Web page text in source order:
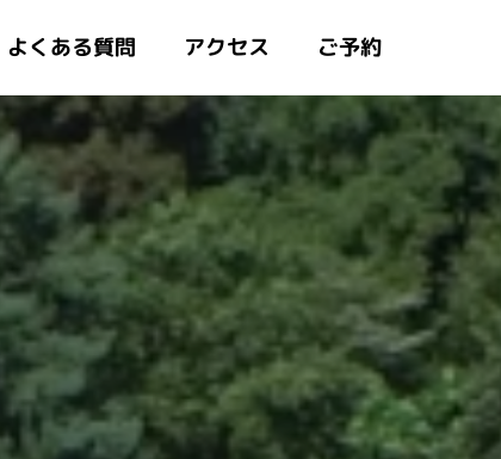
よくある質問 アクセス ご予約